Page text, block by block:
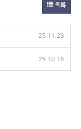
목록
25.11.28
25.10.16